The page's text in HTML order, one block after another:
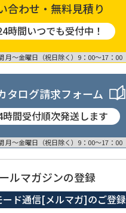
合わせ・無料見積り
時間いつでも受付中！
月〜金曜日（祝日除く）9：00〜17：00
タログ請求フォーム
時間受付順次発送します
月〜金曜日（祝日除く）9：00〜17：00
ルマガジンの登録
ード通信[メルマガ]のご登録